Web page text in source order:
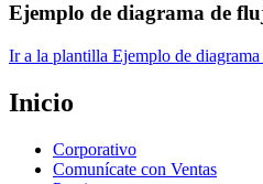
Ejemplo de diagrama de
Ir a la plantilla Ejemplo de
Inicio
Corporativo
Comunícate con Ventas